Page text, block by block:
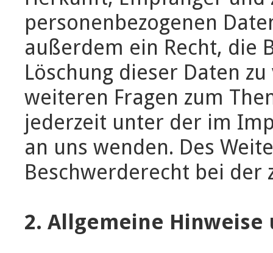
personenbezogenen
außerdem ein Recht, die
Löschung dieser Daten
weiteren Fragen zum
jederzeit unter der im
an uns wenden. Des
Beschwerderecht bei der
2. Allgemeine